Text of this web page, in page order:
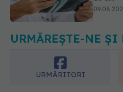
URMĂREȘTE-NE ȘI
URMĂRITORI